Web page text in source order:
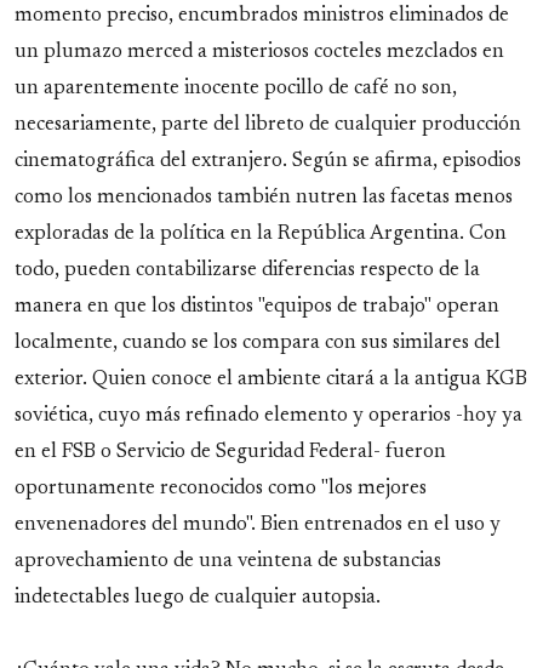
momento preciso, encumbrados ministros eliminados de
un plumazo merced a misteriosos cocteles mezclados en
un aparentemente inocente pocillo de café no son,
necesariamente, parte del libreto de cualquier producción
cinematográfica del extranjero. Según se afirma, episodios
como los mencionados también nutren las facetas menos
exploradas de la política en la República Argentina. Con
todo, pueden contabilizarse diferencias respecto de la
manera en que los distintos "equipos de trabajo" operan
localmente, cuando se los compara con sus similares del
exterior. Quien conoce el ambiente citará a la antigua KGB
soviética, cuyo más refinado elemento y operarios -hoy ya
en el FSB o Servicio de Seguridad Federal- fueron
oportunamente reconocidos como "los mejores
envenenadores del mundo". Bien entrenados en el uso y
aprovechamiento de una veintena de substancias
indetectables luego de cualquier autopsia.